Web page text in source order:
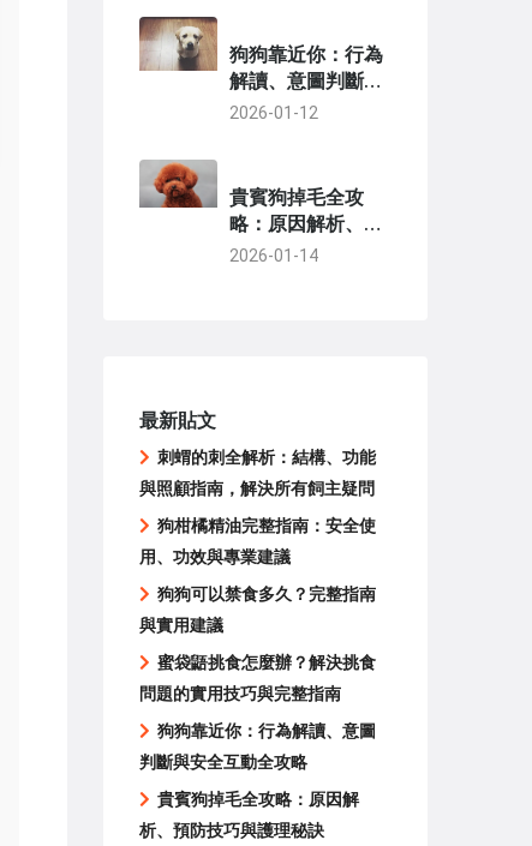
狗狗靠近你：行為
解讀、意圖判斷與
安全互動全攻略
2026-01-12
貴賓狗掉毛全攻
略：原因解析、預
防技巧與護理秘訣
2026-01-14
最新貼文
刺蝟的刺全解析：結構、功能
與照顧指南，解決所有飼主疑問
狗柑橘精油完整指南：安全使
用、功效與專業建議
狗狗可以禁食多久？完整指南
與實用建議
蜜袋鼯挑食怎麼辦？解決挑食
問題的實用技巧與完整指南
狗狗靠近你：行為解讀、意圖
判斷與安全互動全攻略
貴賓狗掉毛全攻略：原因解
析、預防技巧與護理秘訣